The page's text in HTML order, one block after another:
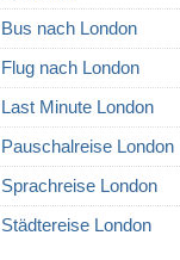
Bus nach London
Flug nach London
Last Minute London
Pauschalreise London
Sprachreise London
Städtereise London